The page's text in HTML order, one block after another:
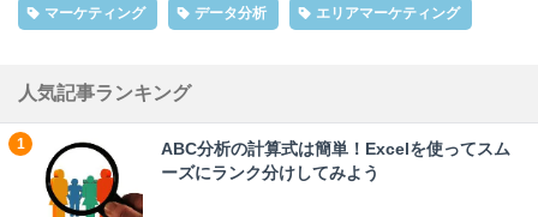
マーケティング データ分析 エリアマーケティング
人気記事ランキング
ABC分析の計算式は簡単！Excelを使ってスム
ーズにランク分けしてみよう